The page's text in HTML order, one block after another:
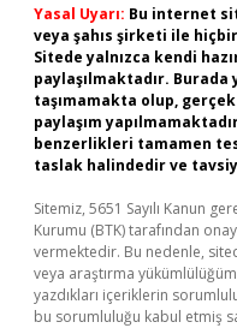
Yasal Uyarı: Bu internet
veya şahıs şirketi ile
Sitede yalnızca kendi
paylaşılmaktadır.
taşımamakta olup,
paylaşım
benzerlikleri tamamen
taslak halindedir ve
Sitemiz, 5651 Sayılı Kanun
Kurumu (BTK) tarafından
vermektedir. Bu nedenle,
veya araştırma
yazdıkları içeriklerin
bu sorumluluğu kabul etmiş